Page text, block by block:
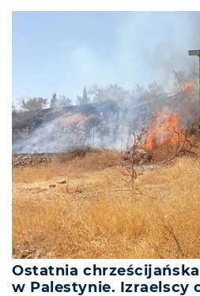
Ostatnia
w Palestynie. Izraelscy